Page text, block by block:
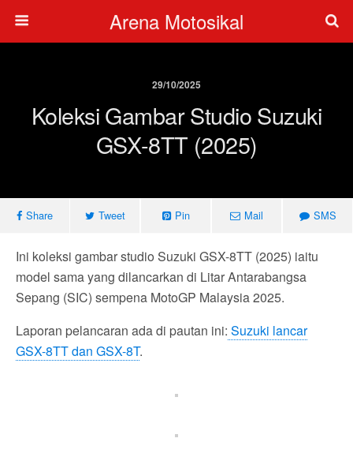
Arena Motosikal
29/10/2025
Koleksi Gambar Studio Suzuki
GSX-8TT (2025)
Share Tweet Pin Mail SMS
Ini koleksi gambar studio Suzuki GSX-8TT (2025) iaitu
model sama yang dilancarkan di Litar Antarabangsa
Sepang (SIC) sempena MotoGP Malaysia 2025.
Laporan pelancaran ada di pautan ini: Suzuki lancar
GSX-8TT dan GSX-8T.